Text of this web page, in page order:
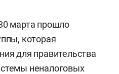
марта прошло
которая
для правительства
неналоговых